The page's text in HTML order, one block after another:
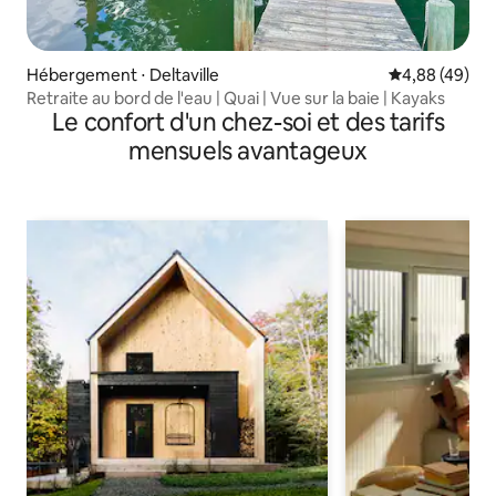
Hébergement ⋅ Deltaville Évaluation
4,88 (49)
Retraite au bord de l'eau | Quai | Vue sur la baie | Kayaks
Le confort d'un chez-soi et des tarifs
mensuels avantageux